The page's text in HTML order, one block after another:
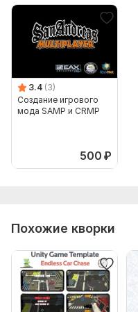
3.4 (3)
Создание игрового
мода SAMP и CRMP
500 ₽
Похожие кворки